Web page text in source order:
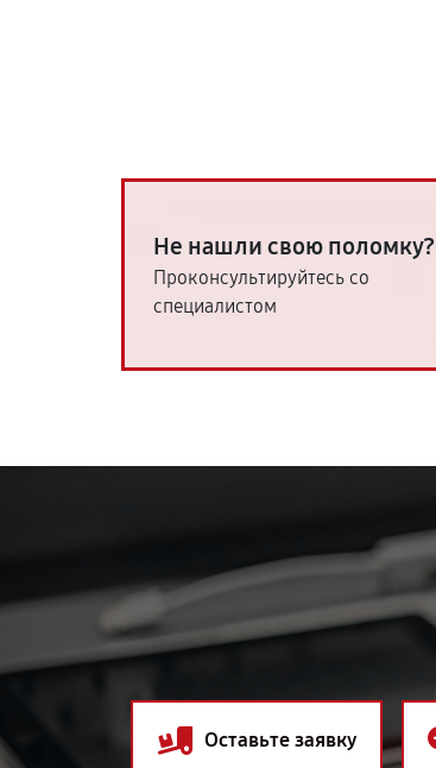
Не нашли свою поломку?
Проконсультируйтесь со
специалистом
Оставьте заявку